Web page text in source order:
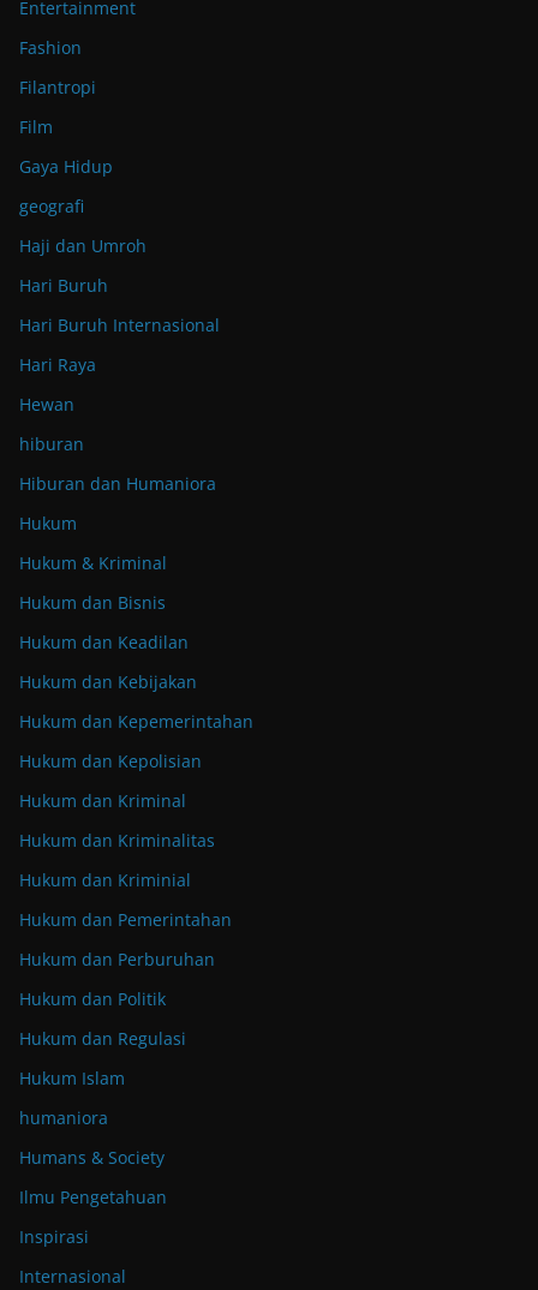
Entertainment
Fashion
Filantropi
Film
Gaya Hidup
geografi
Haji dan Umroh
Hari Buruh
Hari Buruh Internasional
Hari Raya
Hewan
hiburan
Hiburan dan Humaniora
Hukum
Hukum & Kriminal
Hukum dan Bisnis
Hukum dan Keadilan
Hukum dan Kebijakan
Hukum dan Kepemerintahan
Hukum dan Kepolisian
Hukum dan Kriminal
Hukum dan Kriminalitas
Hukum dan Kriminial
Hukum dan Pemerintahan
Hukum dan Perburuhan
Hukum dan Politik
Hukum dan Regulasi
Hukum Islam
humaniora
Humans & Society
Ilmu Pengetahuan
Inspirasi
Internasional